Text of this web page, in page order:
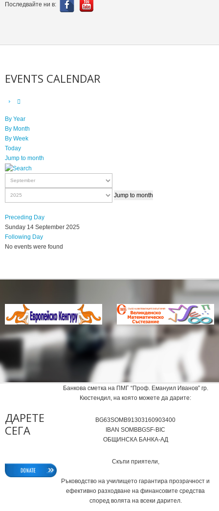
Последвайте ни в:
EVENTS CALENDAR
By Year
By Month
By Week
Today
Jump to month
Jump to month
Preceding Day
Sunday 14 September 2025
Following Day
No events were found
ДАРЕТЕ
СЕГА
Банкова сметка на ПМГ “Проф. Емануил Иванов” гр.
Кюстендил, на която можете да дарите:
BG63SOMB91303160903400
IВAN SOMBBGSF-BIC
ОБЩИНСКА БАНКА-АД
Скъпи приятели,
Ръководство на училището гарантира прозрачност и
ефективно разходване на финансовите средства
според волята на всеки дарител.